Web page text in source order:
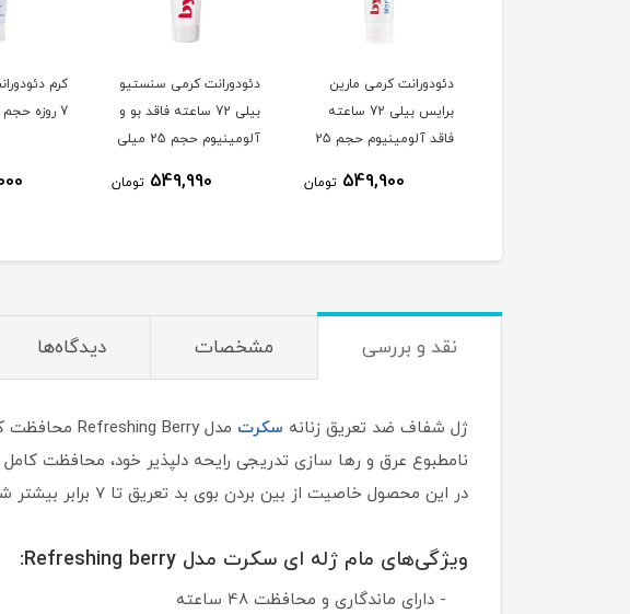
دئودورانت کرمی مارین
برایس بیلی 72 ساعته
فاقد آلومینیوم حجم 25
549,900 تومان
دئودورانت کرمی سنستیو
بیلی 72 ساعته فاقد بو و
آلومینیوم حجم 25 میلی
549,990 تومان
کرم
7 روزه حجم 25 میلی لیتر
نقد و بررسی مشخصات دیدگاه‌ها
ژل شفاف ضد تعریق زنانه سکرت مدل Refreshing Berry محافظت کننده 48 ساعته بدن در برابر تعریق و بوی نامتبوع عرق است.
نامطبوع عرق و رها سازی تدریجی رایحه دلپذیر خود، محافظت
در این محصول خاصیت از بین بردن بوی بد تعریق تا 7 برابر بیشتر شده و با تکنولوژی فوق جاذب جهت جلوگیری از مرطوب شدن زیر بغل جلوگیری می‌کند.
ویژگی‌های مام ژله ای سکرت مدل Refreshing berry:
- دارای ماندگاری و محافظت 48 ساعته